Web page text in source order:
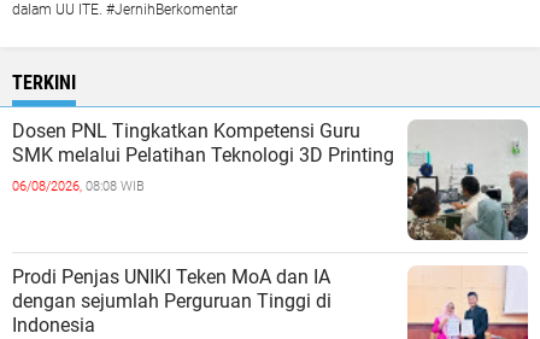
dalam UU ITE. #JernihBerkomentar
TERKINI
Dosen PNL Tingkatkan Kompetensi Guru
SMK melalui Pelatihan Teknologi 3D Printing
06/08/2026, 08:08 WIB
Prodi Penjas UNIKI Teken MoA dan IA
dengan sejumlah Perguruan Tinggi di
Indonesia